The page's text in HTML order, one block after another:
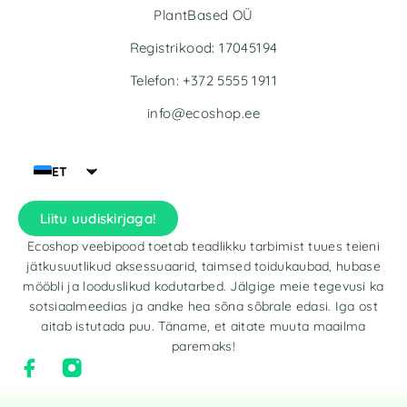
ET
Liitu uudiskirjaga!
Ecoshop veebipood toetab teadlikku tarbimist tuues teieni
jätkusuutlikud aksessuaarid, taimsed toidukaubad, hubase
mööbli ja looduslikud kodutarbed. Jälgige meie tegevusi ka
sotsiaalmeedias ja andke hea sõna sõbrale edasi. Iga ost
aitab istutada puu. Täname, et aitate muuta maailma
paremaks!
PlantBased OÜ
Registrikood: 17045194
Telefon: +372 5555 1911
info@ecoshop.ee